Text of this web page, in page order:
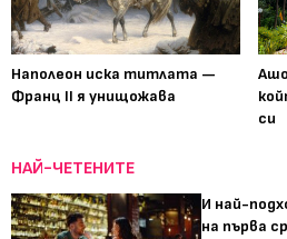
Наполеон иска титлата —
Франц II я унищожава
си
НАЙ-ЧЕТЕНИТЕ
И най-
на първа